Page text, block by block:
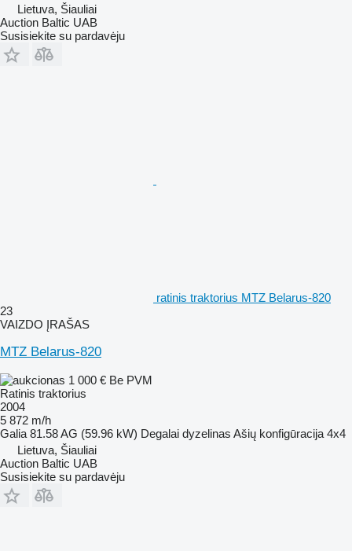
Lietuva, Šiauliai
Auction Baltic UAB
Susisiekite su pardavėju
ratinis traktorius MTZ Belarus-820
23
VAIZDO ĮRAŠAS
MTZ Belarus-820
1 000 € Be PVM
Ratinis traktorius
2004
5 872 m/h
Galia 81.58 AG (59.96 kW) Degalai dyzelinas Ašių konfigūracija 4x4
Lietuva, Šiauliai
Auction Baltic UAB
Susisiekite su pardavėju